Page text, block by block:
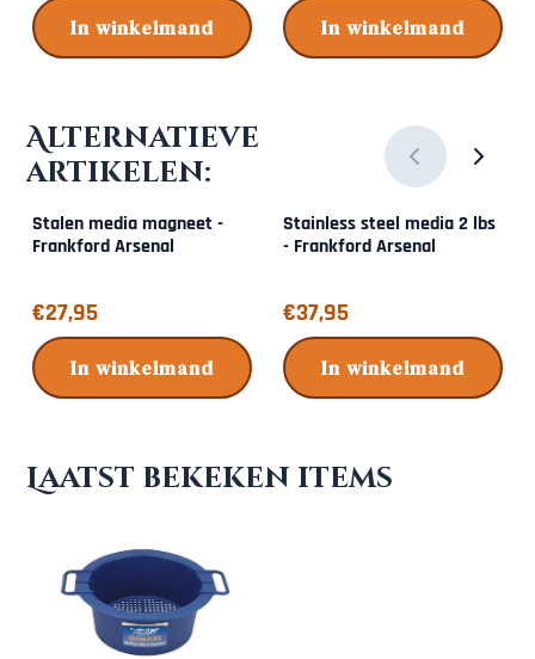
In winkelmand In winkelmand
Alternatieve
artikelen:
Stalen media magneet -
Frankford Arsenal
Prijs: 27,95
€27,95
In winkelmand
Stainless steel media 2 lbs
- Frankford Arsenal
Prijs: 37,95
€37,95
In winkelmand
Laatst bekeken items